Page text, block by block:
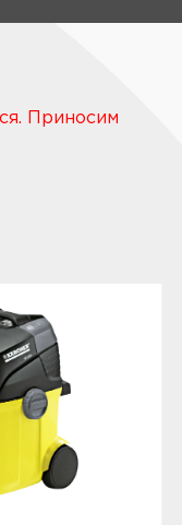
Приносим